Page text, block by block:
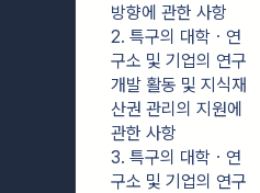
방향에 관한 사항
2. 특구의 대학ㆍ연
구소 및 기업의 연구
개발 활동 및 지식재
산권 관리의 지원에
관한 사항
3. 특구의 대학ㆍ연
구소 및 기업의 연구